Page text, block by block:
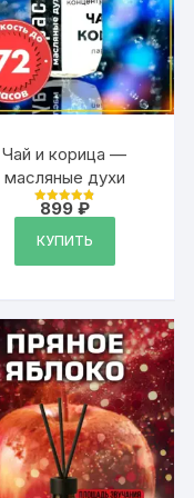
Чай и корица —
масляные духи
Оценка
899 ₽
КУПИТЬ